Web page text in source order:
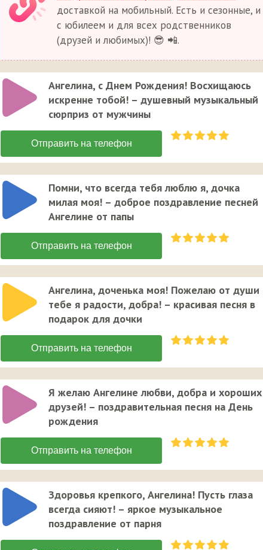
доставкой на мобильный. Есть и сезонные, и
с юбилеем и для всех родственников
(друзей и любимых)! 😎 📲.
Ангелина, с Днем Рождения! Восхищаюсь
искренне тобой! – душевный музыкальный
сюрприз от мужчины
Помни, что всегда тебя люблю я, дочка
милая моя! – доброе поздравление песней
Ангелине от папы
Ангелина, доченька моя! Пожелаю от души
тебе я радости, добра! – красивая песня в
подарок для дочки
Я желаю Ангелине любви, добра и хороших
друзей! – поздравительная песня на День
рождения
Здоровья крепкого, Ангелина! Пусть глаза
всегда сияют! – яркое музыкальное
поздравление от парня